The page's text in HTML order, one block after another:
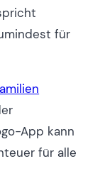
für
App kann
für alle